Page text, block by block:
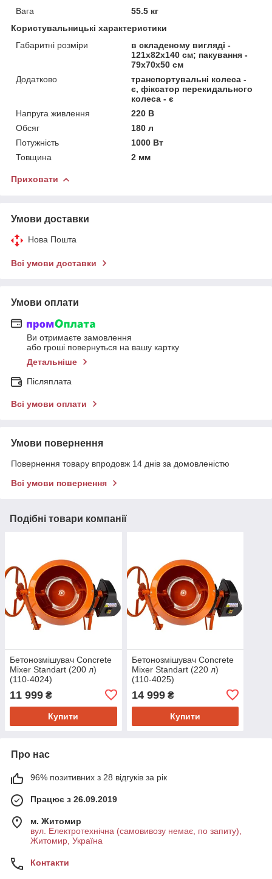
Вага
55.5 кг
Користувальницькі характеристики
Габаритні розміри
в складеному вигляді -
121х82х140 см; пакування -
79х70х50 см
Додатково
транспортувальні колеса -
є, фіксатор перекидального
колеса - є
Напруга живлення
220 В
Обсяг
180 л
Потужність
1000 Вт
Товщина
2 мм
Приховати
Умови доставки
Нова Пошта
Всі умови доставки
Умови оплати
Ви отримаєте замовлення
або гроші повернуться на вашу картку
Детальніше
Післяплата
Всі умови оплати
Умови повернення
Повернення товару впродовж 14 днів за домовленістю
Всі умови повернення
Подібні товари компанії
Бетонозмішувач Concrete
Mixer Standart (200 л)
(110-4024)
11 999 ₴
Купити
Бетонозмішувач Concrete
Mixer Standart (220 л)
(110-4025)
14 999₴
Купити
Про нас
96% позитивних з 28 відгуків за рік
Працює з 26.09.2019
м. Житомир
вул. Електротехнічна (самовивозу немає, по запиту),
Житомир, Україна
Контакти